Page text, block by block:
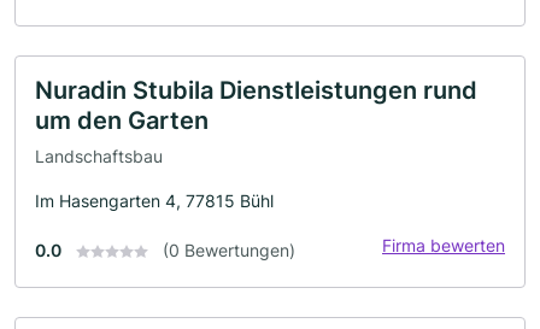
Nuradin Stubila Dienstleistungen rund
um den Garten
Landschaftsbau
Im Hasengarten 4, 77815 Bühl
0.0 (0 Bewertungen) Firma bewerten